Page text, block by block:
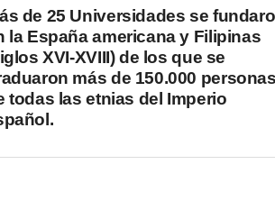
de 25 Universidades se
la España americana y Filipinas
XVI-XVIII) de los que se
más de 150.000 personas
todas las etnias del Imperio